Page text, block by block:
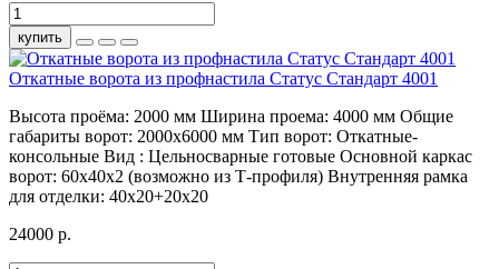
купить
Откатные ворота из профнастила Статус Стандарт 4001
Высота проёма: 2000 мм Ширина проема: 4000 мм Общие
габариты ворот: 2000х6000 мм Тип ворот: Откатные-
консольные Вид : Цельносварные готовые Основной каркас
ворот: 60х40х2 (возможно из Т-профиля) Внутренняя рамка
для отделки: 40х20+20х20
24000 р.